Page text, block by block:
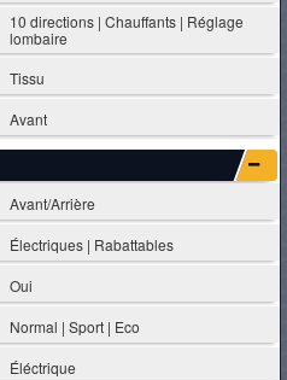
10 directions | Chauffants | Réglage
lombaire
Tissu
Avant
Avant/Arrière
Électriques | Rabattables
Oui
Normal | Sport | Eco
Éléctrique